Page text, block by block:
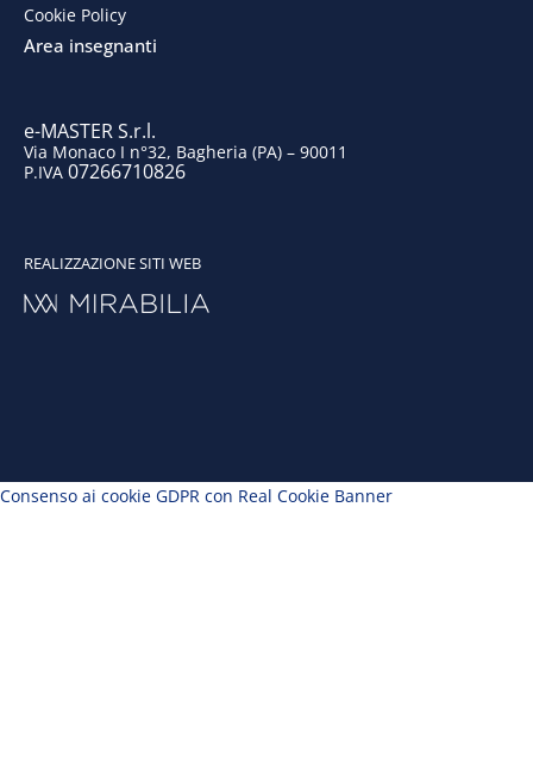
k
Cookie Policy
Area insegnanti
e-MASTER S.r.l.
Via Monaco I n°32, Bagheria (PA) – 90011
P.IVA 07266710826
REALIZZAZIONE SITI WEB
Consenso ai cookie GDPR con Real Cookie Banner